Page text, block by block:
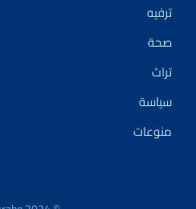
ترفيه
صحة
تراث
سياسة
منوعات